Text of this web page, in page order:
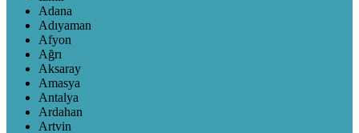
Adana
Adıyaman
Afyon
Ağrı
Aksaray
Amasya
Antalya
Ardahan
Artvin